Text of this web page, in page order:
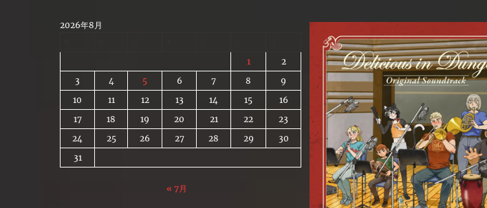
2026年8月
1
2
3
4 5 6 7 8
9
10
11 12 13 14 15
16
17
18 19 20 21 22
23
24
25 26 27 28 29
30
31
« 7月